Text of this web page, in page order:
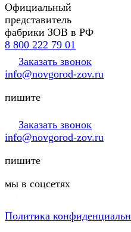
Официальный
представитель
фабрики ЗОВ в РФ
8 800 222 79 01
Заказать звонок
info@novgorod-zov.ru
пишите
Заказать звонок
info@novgorod-zov.ru
пишите
мы в соцсетях
Политика